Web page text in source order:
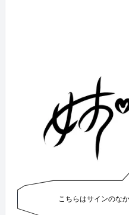
こちらはサインのな